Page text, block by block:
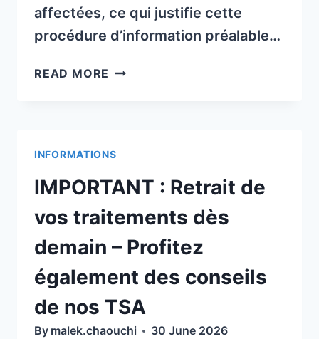
affectées, ce qui justifie cette
procédure d’information préalable…
READ MORE INFORMATIONS
LE
MOUSTIQUE
TIGRE
DANS
LE
PUY-
DÔME
INFORMATIONS
IMPORTANT : Retrait de
vos traitements dès
demain – Profitez
également des conseils
de nos TSA
By malek.chaouchi 30 June 2026